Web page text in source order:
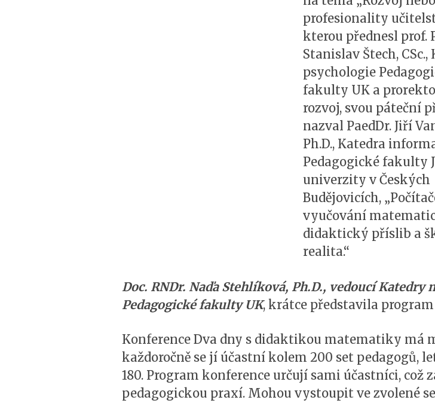
profesionality
kterou přednesl prof.
Stanislav Štech, CSc.,
psychologie
fakulty UK a
rozvoj, svou páteční
nazval PaedDr. Jiří
Ph.D., Katedra
Pedagogické fakulty
univerzity v Českých
Budějovicích,
vyučování
didaktický příslib a
realita.“
Doc. RNDr. Naďa Stehlíková, Ph.D., vedoucí
Pedagogické fakulty UK, krátce představila
Konference Dva dny s didaktikou matematiky má
každoročně se jí účastní kolem 200 set pedagogů,
180. Program konference určují sami účastníci, což
pedagogickou praxí. Mohou vystoupit ve zvolené